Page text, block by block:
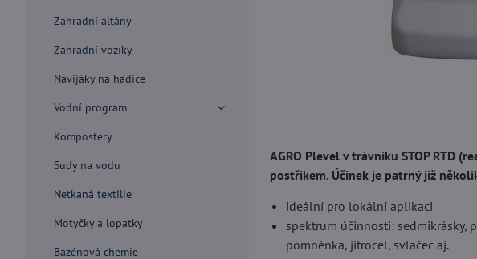
AGRO Plevel v trávníku STOP RTD
postřikem. Účinek je patrný již
ideální pro lokální aplikaci
spektrum účinnosti: sedmikrásky,
pomněnka, jitrocel, svlačec aj.
Zahradní altány
Zahradní vozíky
Navijáky na hadice
Vodní program
Kompostery
Sudy na vodu
Netkaná textilie
Motyčky a lopatky
Bazénová chemie